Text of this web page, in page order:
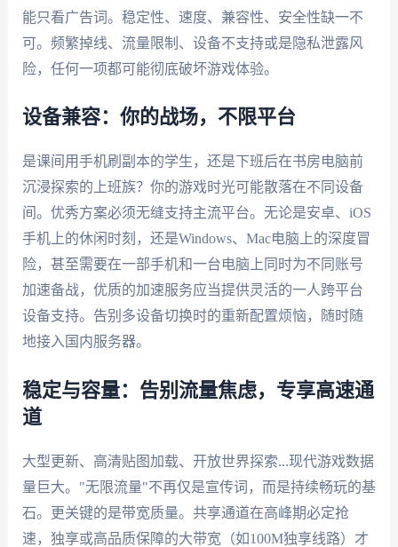
能只看广告词。稳定性、速度、兼容性、安全性缺一不
可。频繁掉线、流量限制、设备不支持或是隐私泄露风
险，任何一项都可能彻底破坏游戏体验。
设备兼容：你的战场，不限平台
是课间用手机刷副本的学生，还是下班后在书房电脑前
沉浸探索的上班族？你的游戏时光可能散落在不同设备
间。优秀方案必须无缝支持主流平台。无论是安卓、iOS
手机上的休闲时刻，还是Windows、Mac电脑上的深度冒
险，甚至需要在一部手机和一台电脑上同时为不同账号
加速备战，优质的加速服务应当提供灵活的一人跨平台
设备支持。告别多设备切换时的重新配置烦恼，随时随
地接入国内服务器。
稳定与容量：告别流量焦虑，专享高速通
道
大型更新、高清贴图加载、开放世界探索...现代游戏数据
量巨大。"无限流量"不再仅是宣传词，而是持续畅玩的基
石。更关键的是带宽质量。共享通道在高峰期必定抢
速，独享或高品质保障的大带宽（如100M独享线路）才